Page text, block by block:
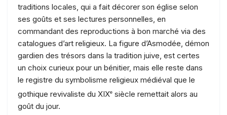
traditions locales, qui a fait décorer son église selon
ses goûts et ses lectures personnelles, en
commandant des reproductions à bon marché via des
catalogues d’art religieux. La figure d’Asmodée, démon
gardien des trésors dans la tradition juive, est certes
un choix curieux pour un bénitier, mais elle reste dans
le registre du symbolisme religieux médiéval que le
gothique revivaliste du XIXe siècle remettait alors au
goût du jour.